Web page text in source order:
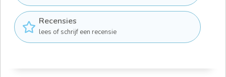
Recensies
lees of schrijf een recensie